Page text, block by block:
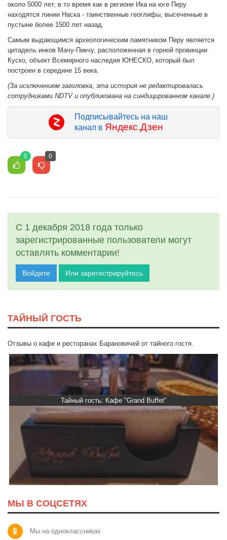
около 5000 лет, в то время как в регионе Ика на юге Перу
находятся линии Наска - таинственные геоглифы, высеченные в
пустыне более 1500 лет назад.
Самым выдающимся археологическим памятником Перу является
цитадель инков Мачу-Пикчу, расположенная в горной провинции
Куско, объект Всемирного наследия ЮНЕСКО, который был
построен в середине 15 века.
(За исключением заголовка, эта история не редактировалась
сотрудниками NDTV и опубликована на синдицированном канале.)
Подписывайтесь на наш
канал в Яндекс.Дзен
0 0
С 1 декабря 2018 года только
зарегистрированные пользователи могут
оставлять комментарии!
Войдите Или зарегистрируйтесь
ТАЙНЫЙ ГОСТЬ
Отзывы о кафе и ресторанах Барановичей от тайного гостя.
Тайный гость: Кафе "Grand Buffet"
МЫ В СОЦСЕТЯХ
Мы на одноклассниках